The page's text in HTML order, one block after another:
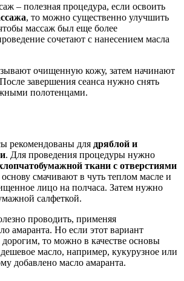
– полезная процедура, если освоить
, то можно существенно улучшить
массаж был еще более
сочетают с нанесением масла
очищенную кожу, затем начинают
завершения сеанса нужно снять
полотенцами.
рекомендованы для дряблой и
. Для проведения процедуры нужно
ткани с отверстиями
смачивают в чуть теплом масле и
лицо на полчаса. Затем нужно
салфеткой.
проводить, применяя
амаранта. Но если этот вариант
то можно в качестве основы
дешевое масло, например, кукурузное или
добавлено масло амаранта.